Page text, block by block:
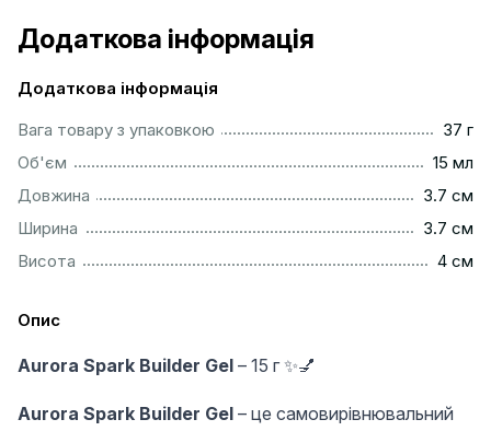
Додаткова інформація
Додаткова інформація
Вага товару з упаковкою
37 г
Об'єм
15 мл
Довжина
3.7 см
Ширина
3.7 см
Висота
4 см
Опис
Aurora Spark Builder Gel – 15 г ✨💅
Aurora Spark Builder Gel – це самовирівнювальний